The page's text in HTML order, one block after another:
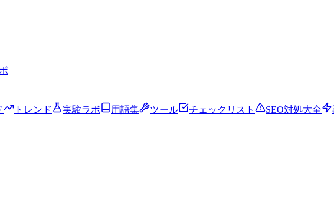
トレンド 実験ラボ 用語集 ツール チェックリスト SEO対処大全